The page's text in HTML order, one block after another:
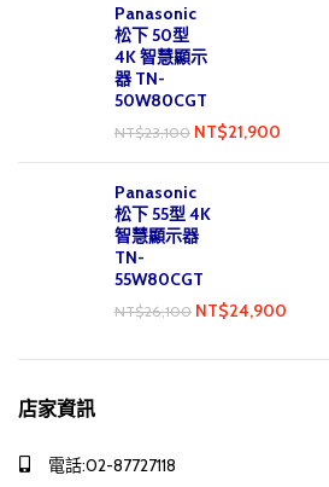
Panasonic
松下 50型
4K 智慧顯示
器 TN-
50W80CGT
NT$23,100 NT$21,900
Panasonic
松下 55型 4K
智慧顯示器
TN-
55W80CGT
NT$26,100 NT$24,900
店家資訊
電話:02-87727118